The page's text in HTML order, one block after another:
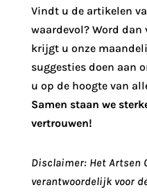
Vindt u de artikelen
waardevol? Word dan
krijgt u onze
suggesties doen aan
u op de hoogte van
Samen staan we
vertrouwen!
Disclaimer: Het Artsen
verantwoordelijk voor